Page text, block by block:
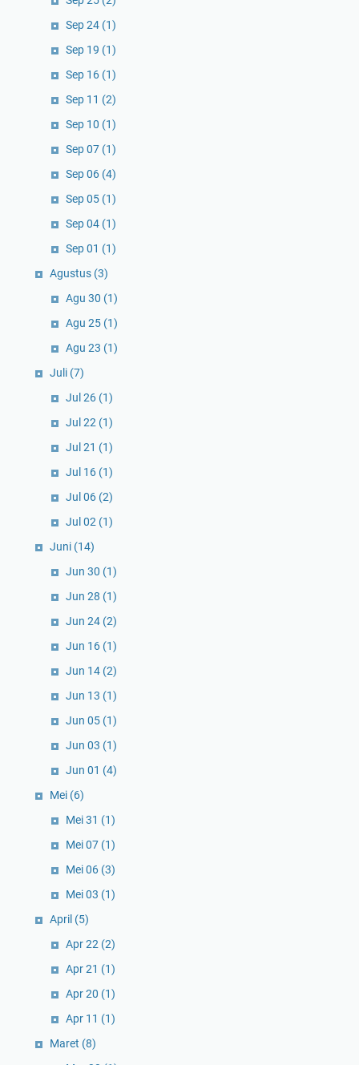
Sep 24 (1)
Sep 19 (1)
Sep 16 (1)
Sep 11 (2)
Sep 10 (1)
Sep 07 (1)
Sep 06 (4)
Sep 05 (1)
Sep 04 (1)
Sep 01 (1)
Agustus (3)
Agu 30 (1)
Agu 25 (1)
Agu 23 (1)
Juli (7)
Jul 26 (1)
Jul 22 (1)
Jul 21 (1)
Jul 16 (1)
Jul 06 (2)
Jul 02 (1)
Juni (14)
Jun 30 (1)
Jun 28 (1)
Jun 24 (2)
Jun 16 (1)
Jun 14 (2)
Jun 13 (1)
Jun 05 (1)
Jun 03 (1)
Jun 01 (4)
Mei (6)
Mei 31 (1)
Mei 07 (1)
Mei 06 (3)
Mei 03 (1)
April (5)
Apr 22 (2)
Apr 21 (1)
Apr 20 (1)
Apr 11 (1)
Maret (8)